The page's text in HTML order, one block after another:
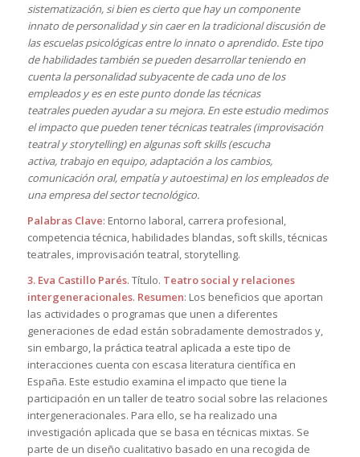
sistematización, si bien es cierto que hay un componente
innato de personalidad y sin caer en la tradicional discusión de
las escuelas psicológicas entre lo innato o aprendido. Este tipo
de habilidades también se pueden desarrollar teniendo en
cuenta la personalidad subyacente de cada uno de los
empleados y es en este punto donde las técnicas
teatrales pueden ayudar a su mejora. En este estudio medimos
el impacto que pueden tener técnicas teatrales (improvisación
teatral y storytelling) en algunas soft skills (escucha
activa, trabajo en equipo, adaptación a los cambios,
comunicación oral, empatía y autoestima) en los empleados de
una empresa del sector tecnológico.
Palabras Clave: Entorno laboral, carrera profesional,
competencia técnica, habilidades blandas, soft skills, técnicas
teatrales, improvisación teatral, storytelling.
3. Eva Castillo Parés. Título. Teatro social y relaciones
intergeneracionales. Resumen: Los beneficios que aportan
las actividades o programas que unen a diferentes
generaciones de edad están sobradamente demostrados y,
sin embargo, la práctica teatral aplicada a este tipo de
interacciones cuenta con escasa literatura científica en
España. Este estudio examina el impacto que tiene la
participación en un taller de teatro social sobre las relaciones
intergeneracionales. Para ello, se ha realizado una
investigación aplicada que se basa en técnicas mixtas. Se
parte de un diseño cualitativo basado en una recogida de